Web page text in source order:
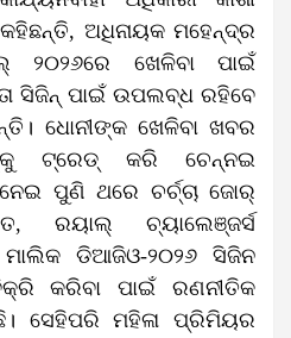
ଅଧିନାୟକ ମହେନ୍ଦ୍ର
୨୦୨୬ରେ ଖେଳିବା ପାଇଁ
ସିଜିନ୍ ପାଇଁ ଉପଲବ୍ଧ ରହିବେ
ଧୋନୀଙ୍କ ଖେଳିବା ଖବର
ଟ୍ରେଡ୍ କରି ଚେନ୍ନଇ
ପୁଣି ଥରେ ଚର୍ଚ୍ଚା ଜୋର୍
ରୟାଲ୍ ଚ୍ୟାଲେଞ୍ଜର୍ସ
ଡିଆଜିଓ-୨୦୨୬ ସିଜିନ
କରିବା ପାଇଁ ରଣନୀତିକ
ସେହିପରି ମହିଳା ପ୍ରିମିୟର